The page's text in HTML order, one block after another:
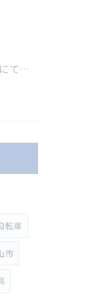
先日は市内のお宅にて、草刈り・草木の処分作業を行いました🌿
転車
市